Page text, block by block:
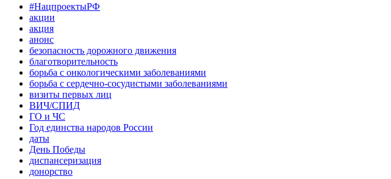
#НацпроектыРФ
акции
акция
анонс
безопасность дорожного движения
благотворительность
борьба с онкологическими заболеваниями
борьба с сердечно-сосудистыми заболеваниями
визиты первых лиц
ВИЧ/СПИД
ГО и ЧС
Год единства народов России
даты
День Победы
диспансеризация
донорство